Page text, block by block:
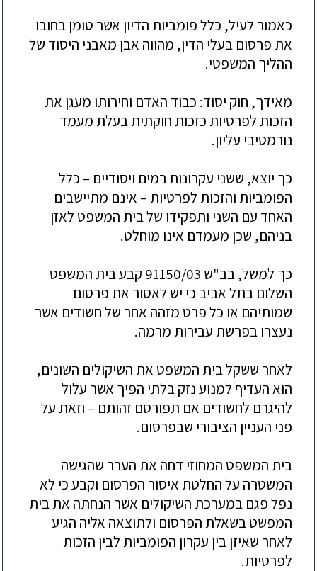
כאמור לעיל, כלל פומביות הדיון אשר טומן בחובו
את פרסום בעלי הדין, מהווה אבן מאבני היסוד של
ההליך המשפטי.
מאידך, חוק יסוד: כבוד האדם וחירותו מעגן את
הזכות לפרטיות כזכות חוקתית בעלת מעמד
נורמטיבי עליון.
כך יוצא, ששני עקרונות רמים ויסודיים – כלל
הפומביות והזכות לפרטיות – אינם מתיישבים
האחד עם השני ותפקידו של בית המשפט לאזן
בניהם, שכן מעמדם אינו מוחלט.
כך למשל, בב"ש 91150/03 קבע בית המשפט
השלום בתל אביב כי יש לאסור את פרסום
שמותיהם או כל פרט מזהה אחר של חשודים אשר
נעצרו בפרשת עבירות מרמה.
לאחר ששקל בית המשפט את השיקולים השונים,
הוא העדיף למנוע נזק בלתי הפיך אשר עלול
להיגרם לחשודים אם תפורסם זהותם – וזאת על
פני העניין הציבורי שבפרסום.
בית המשפט המחוזי דחה את הערר שהגישה
המשטרה על החלטת איסור הפרסום וקבע כי לא
נפל פגם במערכת השיקולים אשר הנחתה את בית
המפשט בשאלת הפרסום ולתוצאה אליה הגיע
לאחר שאיזן בין עקרון הפומביות לבין הזכות
לפרטיות.